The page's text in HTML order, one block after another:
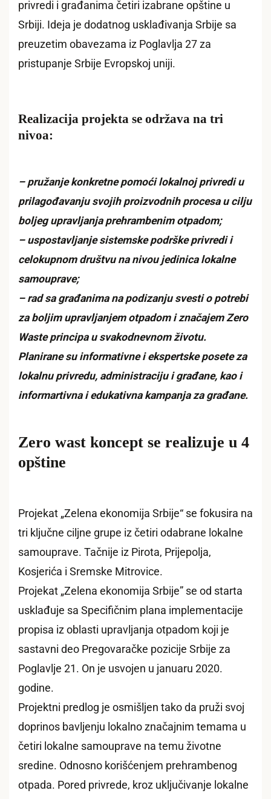
privredi i građanima četiri izabrane opštine u
Srbiji. Ideja je dodatnog usklađivanja Srbije sa
preuzetim obavezama iz Poglavlja 27 za
pristupanje Srbije Evropskoj uniji.
Realizacija projekta se održava na tri
nivoa:
– pružanje konkretne pomoći lokalnoj privredi u
prilagođavanju svojih proizvodnih procesa u cilju
boljeg upravljanja prehrambenim otpadom;
– uspostavljanje sistemske podrške privredi i
celokupnom društvu na nivou jedinica lokalne
samouprave;
– rad sa građanima na podizanju svesti o potrebi
za boljim upravljanjem otpadom i značajem Zero
Waste principa u svakodnevnom životu.
Planirane su informativne i ekspertske posete za
lokalnu privredu, administraciju i građane, kao i
informartivna i edukativna kampanja za građane.
Zero wast koncept se realizuje u 4
opštine
Projekat „Zelena ekonomija Srbije“ se fokusira na
tri ključne ciljne grupe iz četiri odabrane lokalne
samouprave. Tačnije iz Pirota, Prijepolja,
Kosjerića i Sremske Mitrovice.
Projekat „Zelena ekonomija Srbije” se od starta
usklađuje sa Specifičnim plana implementacije
propisa iz oblasti upravljanja otpadom koji je
sastavni deo Pregovaračke pozicije Srbije za
Poglavlje 21. On je usvojen u januaru 2020.
godine.
Projektni predlog je osmišljen tako da pruži svoj
doprinos bavljenju lokalno značajnim temama u
četiri lokalne samouprave na temu životne
sredine. Odnosno korišćenjem prehrambenog
otpada. Pored privrede, kroz uključivanje lokalne